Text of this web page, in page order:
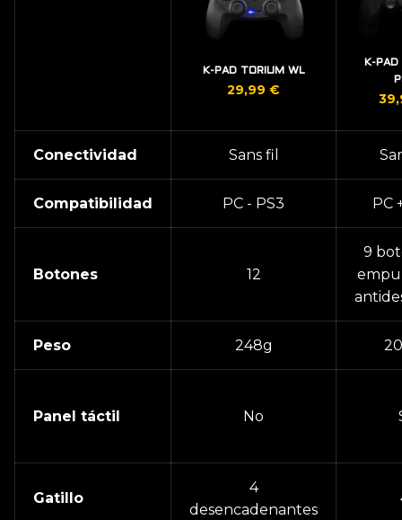
K-PAD TORIUM WL
29,99 €
K-PAD
Conectividad Sans fil
Compatibilidad PC - PS3 PC
Botones 12
9
Peso 248g
Panel táctil No
Gatillo
4
desencadenantes